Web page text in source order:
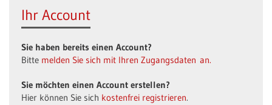
Ihr Account
Sie haben bereits einen Account?
Bitte melden Sie sich mit Ihren Zugangsdaten an.
Sie möchten einen Account erstellen?
Hier können Sie sich kostenfrei registrieren.